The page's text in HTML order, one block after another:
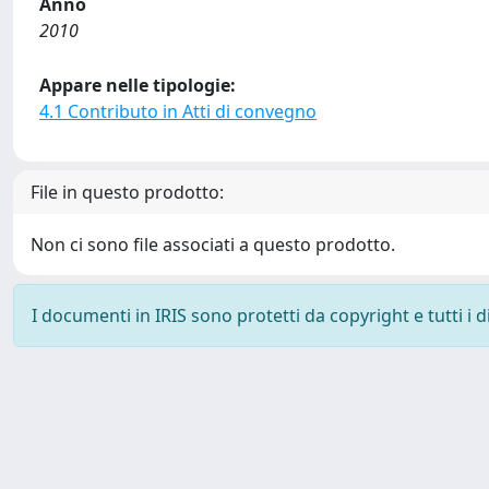
2010
Appare nelle tipologie:
4.1 Contributo in Atti di convegno
File in questo prodotto:
Non ci sono file associati a questo prodotto.
I documenti in IRIS sono protetti da copyright e tutti i